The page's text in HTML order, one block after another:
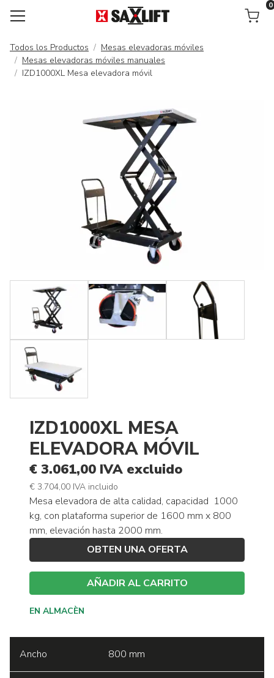
Carrito
0
Todos los Productos
Mesas elevadoras móviles
Mesas elevadoras móviles manuales
IZD1000XL Mesa elevadora móvil
IZD1000XL MESA
ELEVADORA MÓVIL
€ 3.061,00 IVA excluido
€ 3.704,00 IVA incluido
Mesa elevadora de alta calidad, capacidad 1000
kg, con plataforma superior de 1600 mm x 800
mm, elevación hasta 2000 mm.
OBTEN UNA OFERTA
AÑADIR AL CARRITO
EN ALMACÈN
Ancho 800 mm